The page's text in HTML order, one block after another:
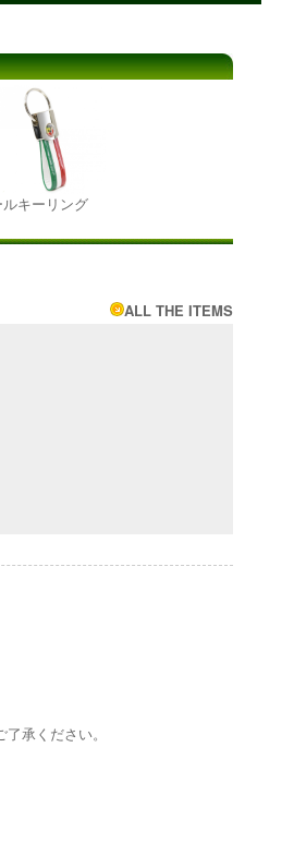
キーリング
ALL THE ITEMS
承ください。